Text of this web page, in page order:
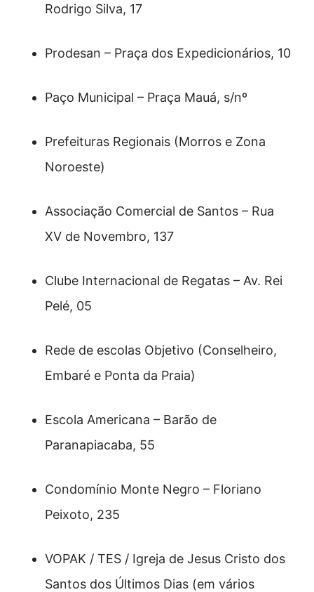
Rodrigo Silva, 17
Prodesan – Praça dos Expedicionários, 10
Paço Municipal – Praça Mauá, s/nº
Prefeituras Regionais (Morros e Zona
Noroeste)
Associação Comercial de Santos – Rua
XV de Novembro, 137
Clube Internacional de Regatas – Av. Rei
Pelé, 05
Rede de escolas Objetivo (Conselheiro,
Embaré e Ponta da Praia)
Escola Americana – Barão de
Paranapiacaba, 55
Condomínio Monte Negro – Floriano
Peixoto, 235
VOPAK / TES / Igreja de Jesus Cristo dos
Santos dos Últimos Dias (em vários